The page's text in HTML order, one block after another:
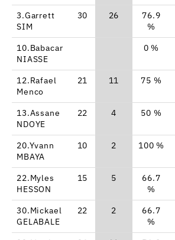
3.Garrett
SIM
30 26
76.9
%
10.Babacar
NIASSE
0 %
12.Rafael
Menco
21 11 75 %
13.Assane
NDOYE
22 4 50 %
20.Yvann
MBAYA
10 2 100 %
22.Myles
HESSON
15 5
66.7
%
30.Mickael
GELABALE
22 2
66.7
%